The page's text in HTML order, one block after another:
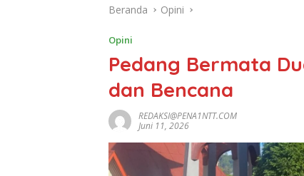
Beranda Opini
Opini
Pedang Bermata
dan Bencana
REDAKSI@PENA1NTT.COM
Juni 11, 2026